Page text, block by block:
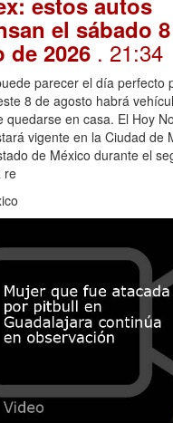
el sábado
de 2026 . 21:34
parecer el día perfecto
8 de agosto habrá
quedarse en casa. El Hoy
vigente en la Ciudad de
de México durante el
re